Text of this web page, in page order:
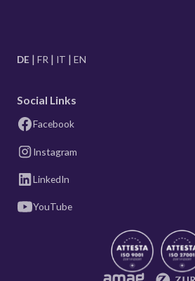
DE FR IT EN
Social Links
Facebook
Instagram
LinkedIn
YouTube